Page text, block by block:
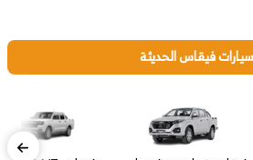
فيقاس الحديثة